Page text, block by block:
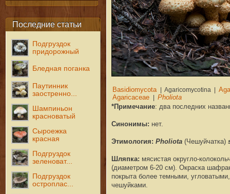
Последние статьи
Подгруздок
придорожный
Бледная поганка
Паутинник
заостренно...
Шампиньон
красноватый
Сыроежка
красная
Подгруздок
зеленоват...
Подгруздок
остроплас...
*Примечание: два последних
Синонимы: нет.
Этимология: Pholiota(Чешуйчатка)
Шляпка: мясистая округло-
(диаметром 6-20 см). Окраска
покрыта более темными,
чешуйками.